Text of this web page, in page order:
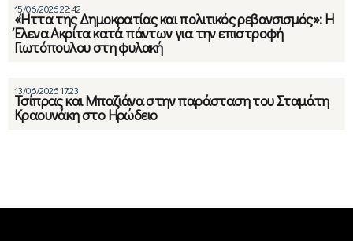
15/06/2026 22:42
«Ήττα της Δημοκρατίας και πολιτικός ρεβανσισμός»: Η
Έλενα Ακρίτα κατά πάντων για την επιστροφή
Γιωτόπουλου στη φυλακή
13/06/2026 17:23
Τσίπρας και Μπαζιάνα στην παράσταση του Σταμάτη
Κραουνάκη στο Ηρώδειο